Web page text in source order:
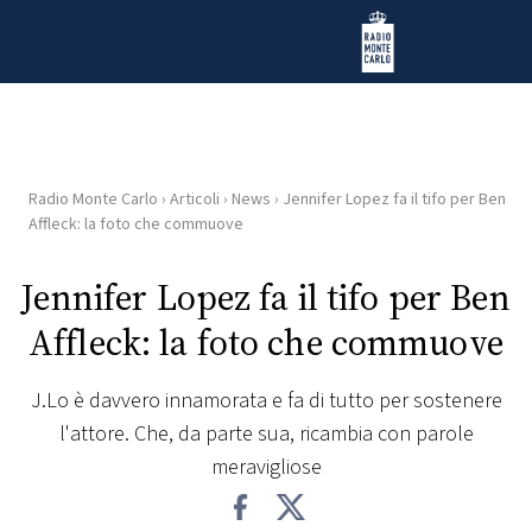
Radio Monte Carlo
HOME
RADIO
WEB
PLAYLIST
Radio Monte Carlo › Articoli › News › Jennifer Lopez fa il tifo per Ben
Affleck: la foto che commuove
Jennifer Lopez fa il tifo per Ben
Affleck: la foto che commuove
J.Lo è davvero innamorata e fa di tutto per sostenere
l'attore. Che, da parte sua, ricambia con parole
meravigliose